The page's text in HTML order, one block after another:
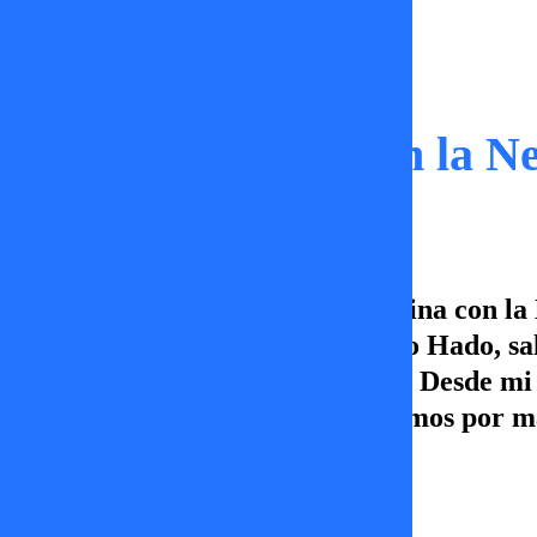
Desde mi cocina con la
En este capítulo de Desde mi cocina con
dedos. Pato a la naranja con Pato Hado,
deliciosa carbonada. Síguenos en Desde
horas sólo por TV+, Canal 5 ¡Vamos por